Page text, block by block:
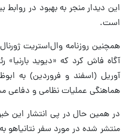
این دیدار منجر به بهبود در
است.
همچنین روزنامه وال‌استریت
آگاه فاش کرد که «دیوید
آوریل (اسفند و فروردین) به
هماهنگی عملیات نظامی و دفاعی
در همین حال در پی انتشار این
منتشر شده در مورد سفر نتانیاهو